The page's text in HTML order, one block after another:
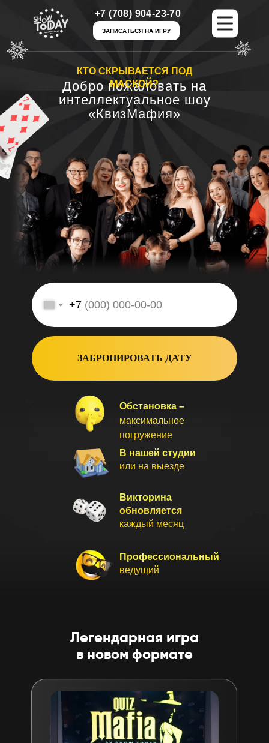
+7 (708) 904-23-70
ЗАПИСАТЬСЯ НА ИГРУ
+7 (708) 904-23-70
ЗАПИСАТЬСЯ НА ИГРУ
Обстановка –
максимальное
погружение
Добро пожаловать на
интеллектуальное шоу
«КвизМафия»
КТО СКРЫВАЕТСЯ ПОД
МАСКОЙ?
В нашей студии
или на выезде
Викторина
обновляется
каждый месяц
+7
ЗАБРОНИРОВАТЬ ДАТУ
Профессиональный
ведущий
Легендарная игра
в новом формате